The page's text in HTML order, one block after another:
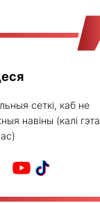
сеткі, каб не
навіны (калі гэта